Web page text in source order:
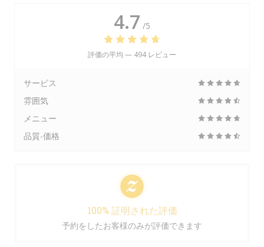
4.7 /5
評価の平均 — 494 レビュー
サービス
雰囲気
メニュー
品質-価格
100% 証明された評価
予約をしたお客様のみが評価できます